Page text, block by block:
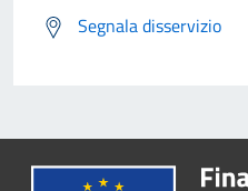
Segnala disservizio